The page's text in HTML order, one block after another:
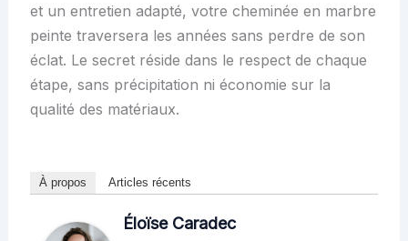
et un entretien adapté, votre cheminée en marbre
peinte traversera les années sans perdre de son
éclat. Le secret réside dans le respect de chaque
étape, sans précipitation ni économie sur la
qualité des matériaux.
À propos Articles récents
Éloïse Caradec